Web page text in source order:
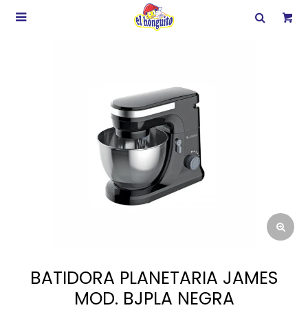

BATIDORA PLANETARIA JAMES
MOD. BJPLA NEGRA